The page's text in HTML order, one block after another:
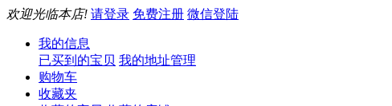
欢迎光临本店! 请登录 免费注册 微信登陆
我的信息
已买到的宝贝 我的地址管理
购物车
收藏夹